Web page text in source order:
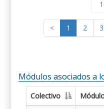
< 1 2 3
Módulos asociados a
Colectivo